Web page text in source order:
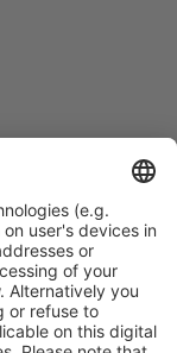
de anulare.
utilizatorii